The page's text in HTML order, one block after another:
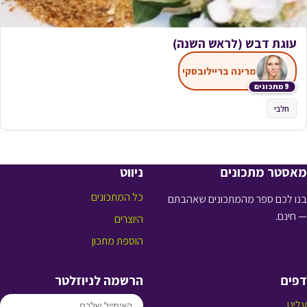
עוגת דבש (לראש השנה)
9 מתכונים
מרינה בריילובסקי
חלבי
מאסטר מתכונים
בנו לכם ספר מהמתכונים שאהבתם
— חינם.
ניווט
כל המתכונים
היוצרים
הוספת מתכון
דפים הרשמה לניוזלטר